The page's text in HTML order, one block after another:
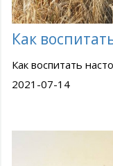
Как
Как воспитать
2021-07-14